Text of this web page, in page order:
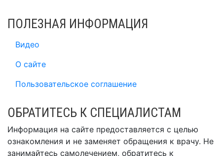
ПОЛЕЗНАЯ ИНФОРМАЦИЯ
Видео
О сайте
Пользовательское соглашение
ОБРАТИТЕСЬ К СПЕЦИАЛИСТАМ
Информация на сайте предоставляется с целью
ознакомления и не заменяет обращения к врачу. Не
занимайтесь самолечением, обратитесь к